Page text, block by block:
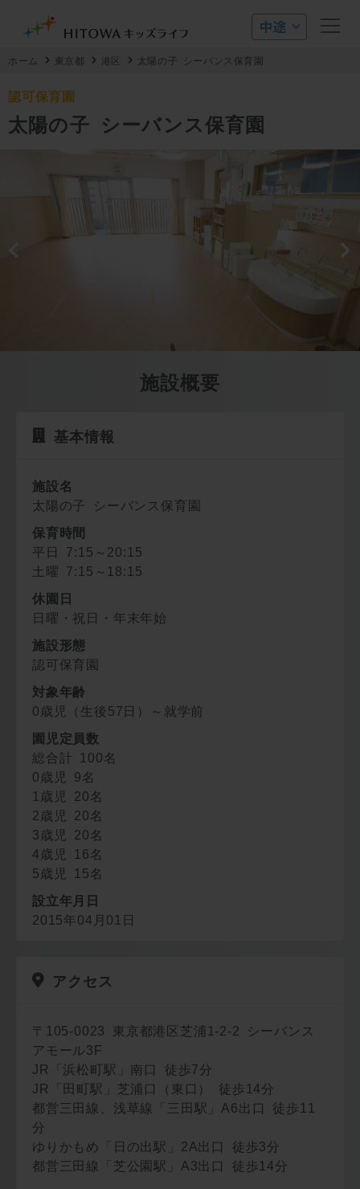
ホーム 東京都 港区 太陽の子 シーバンス保育園
認可保育園
太陽の子 シーバンス保育園
施設概要
基本情報
施設名
太陽の子 シーバンス保育園
保育時間
平日 7:15～20:15
土曜 7:15～18:15
休園日
日曜・祝日・年末年始
施設形態
認可保育園
対象年齢
0歳児（生後57日）～就学前
園児定員数
総合計 100名
0歳児 9名
1歳児 20名
2歳児 20名
3歳児 20名
4歳児 16名
5歳児 15名
設立年月日
2015年04月01日
アクセス
〒105-0023 東京都港区芝浦1-2-2 シーバンス
アモール3F
JR「浜松町駅」南口 徒歩7分
JR「田町駅」芝浦口（東口） 徒歩14分
都営三田線、浅草線「三田駅」A6出口 徒歩11
分
ゆりかもめ「日の出駅」2A出口 徒歩3分
都営三田線「芝公園駅」A3出口 徒歩14分